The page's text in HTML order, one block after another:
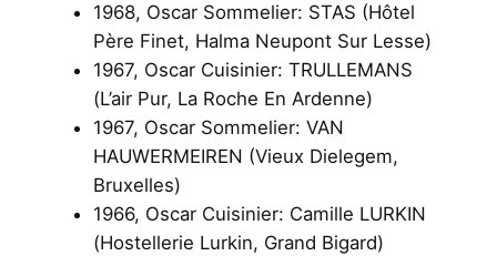
1968, Oscar Sommelier: STAS (Hôtel
Père Finet, Halma Neupont Sur Lesse)
1967, Oscar Cuisinier: TRULLEMANS
(L’air Pur, La Roche En Ardenne)
1967, Oscar Sommelier: VAN
HAUWERMEIREN (Vieux Dielegem,
Bruxelles)
1966, Oscar Cuisinier: Camille LURKIN
(Hostellerie Lurkin, Grand Bigard)